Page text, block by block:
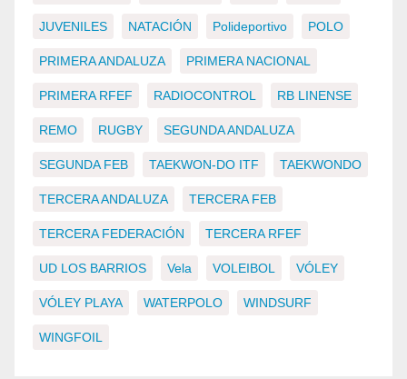
JUVENILES NATACIÓN Polideportivo POLO
PRIMERA ANDALUZA PRIMERA NACIONAL
PRIMERA RFEF RADIOCONTROL RB LINENSE
REMO RUGBY SEGUNDA ANDALUZA
SEGUNDA FEB TAEKWON-DO ITF TAEKWONDO
TERCERA ANDALUZA TERCERA FEB
TERCERA FEDERACIÓN TERCERA RFEF
UD LOS BARRIOS Vela VOLEIBOL VÓLEY
VÓLEY PLAYA WATERPOLO WINDSURF
WINGFOIL